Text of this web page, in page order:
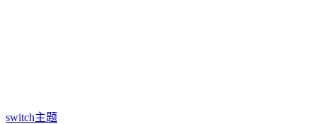
switch主题